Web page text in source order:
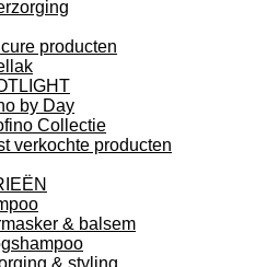
producten
by Day
Collectie
verkochte producten
& balsem
& styling